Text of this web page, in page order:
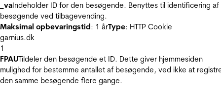
_vaIndeholder ID for den besøgende. Benyttes til identificering af
besøgende ved tilbagevending.
Maksimal opbevaringstid: 1 årType: HTTP Cookie
garnius.dk
1
FPAUTildeler den besøgende et ID. Dette giver hjemmesiden
mulighed for bestemme antallet af besøgende, ved ikke at
den samme besøgende flere gange.